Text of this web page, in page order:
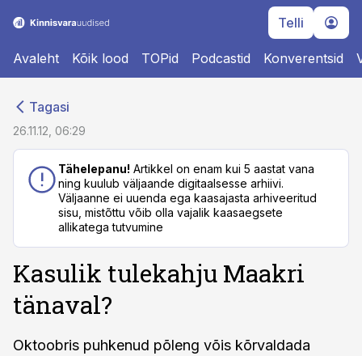
Telli
Avaleht Kõik lood TOPid Podcastid Konverentsid
Tagasi
26.11.12, 06:29
Tähelepanu! Artikkel on enam kui 5 aastat vana
ning kuulub väljaande digitaalsesse arhiivi.
Väljaanne ei uuenda ega kaasajasta arhiveeritud
sisu, mistõttu võib olla vajalik kaasaegsete
allikatega tutvumine
Kasulik tulekahju Maakri
tänaval?
Oktoobris puhkenud põleng võis kõrvaldada